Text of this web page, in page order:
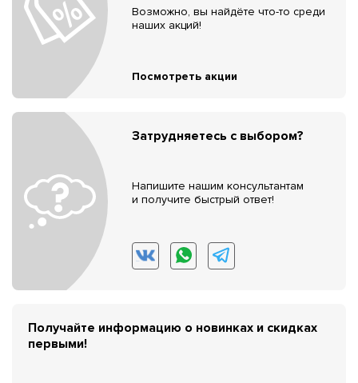
Возможно, вы найдёте что-то среди
наших акций!
Посмотреть акции
Затрудняетесь с выбором?
Напишите нашим консультантам
и получите быстрый ответ!
Получайте информацию о новинках и скидках
первыми!